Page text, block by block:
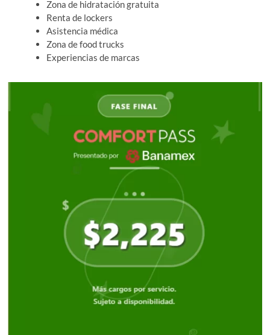
Zona de hidratación gratuita
Renta de lockers
Asistencia médica
Zona de food trucks
Experiencias de marcas